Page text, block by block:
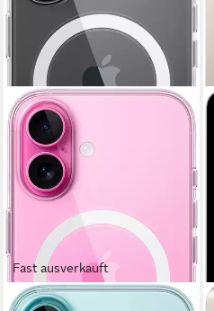
Fast ausverkauft
APPLE